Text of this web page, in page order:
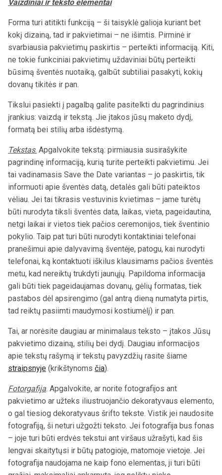
Forma turi atitikti funkciją – ši taisyklė galioja kuriant bet
kokį dizainą, tad ir pakvietimai – ne išimtis. Pirminė ir
svarbiausia pakvietimų paskirtis – perteikti informaciją. Kiti,
ne tokie funkciniai pakvietimų uždaviniai būtų perteikti
būsimą šventės nuotaiką, galbūt subtiliai pasakyti, kokių
Tikslui pasiekti į pagalbą galite pasitelkti du pagrindinius
įrankius: vaizdą ir tekstą. Jie įtakos jūsų maketo dydį,
Tekstas.Apgalvokite tekstą:pirmiausia susirašykite
pagrindinę informaciją, kurią turite perteikti pakvietimu. Jei
tai vadinamasis Save the Date variantas – jo paskirtis, tik
informuoti apie šventės datą, detalės gali būti pateiktos
vėliau. Jei tai tikrasis vestuvinis kvietimas – jame turėtų
būti nurodyta tiksli šventės data, laikas, vieta, pageidautina,
netgi laikai ir vietos tiek pačios ceremonijos, tiek šventinio
pokylio. Taip pat turi būti nurodyti kontaktiniai telefonai
pranešimui apie dalyvavimą šventėje, patogu, kai nurodyti
telefonai, ką kontaktuoti iškilus klausimams pačios šventės
metu, kad nereiktų trukdyti jaunųjų. Papildoma informacija
gali būti tiek pageidaujamas dovanų, gėlių formatas, tiek
pastabos dėl apsirengimo (gal antrą dieną numatyta pirtis,
Tai, ar norėsite daugiau ar minimalaus teksto – įtakos Jūsų
pakvietimo dizainą, stilių bei dydį. Daugiau informacijos
apie tekstų rašymą ir tekstų pavyzdžių rasite šiame
Fotorgafija . Apgalvokite, ar norite fotografijos ant
pakvietimo ar užteks iliustruojančio dekoratyvaus elemento,
o gal tiesiog dekoratyvaus šrifto tekste. Vistik jei naudosite
fotografiją, ši neturi užgožti teksto. Jei fotografija bus fonas
– joje turi būti erdvės tekstui ant viršaus užrašyti, kad šis
lengvai skaitytųsi ir būtų patogioje, matomoje vietoje. Jei